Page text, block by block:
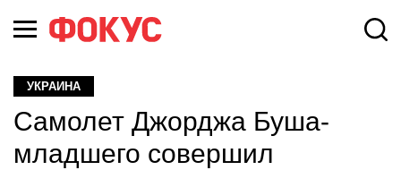
УКРАИНА
Самолет Джорджа Буша-
младшего совершил